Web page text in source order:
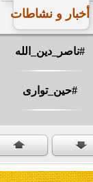
أخبار و نشاطات
#ناصر_دين_الله
#حين_توارى
مهرجان الشهيد #ا�...
#سنكمل_الطريق